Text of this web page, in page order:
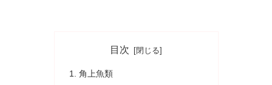
目次
角上魚類